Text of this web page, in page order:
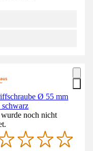
Ø 55 mm
noch nicht